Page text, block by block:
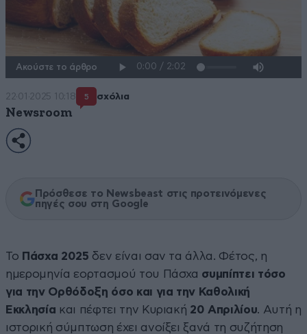
Ακούστε το άρθρο
22·01·2025 10:18 5 σχόλια
Newsroom
Πρόσθεσε το Newsbeast στις προτεινόμενες
πηγές σου στη Google
Το Πάσχα 2025 δεν είναι σαν τα άλλα. Φέτος, η
ημερομηνία εορτασμού του Πάσχα συμπίπτει τόσο
για την Ορθόδοξη όσο και για την Καθολική
Εκκλησία και πέφτει την Κυριακή 20 Απριλίου. Αυτή η
ιστορική σύμπτωση έχει ανοίξει ξανά τη συζήτηση